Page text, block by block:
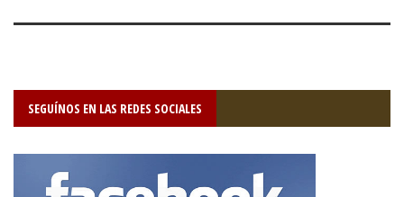
SEGUÍNOS EN LAS REDES SOCIALES